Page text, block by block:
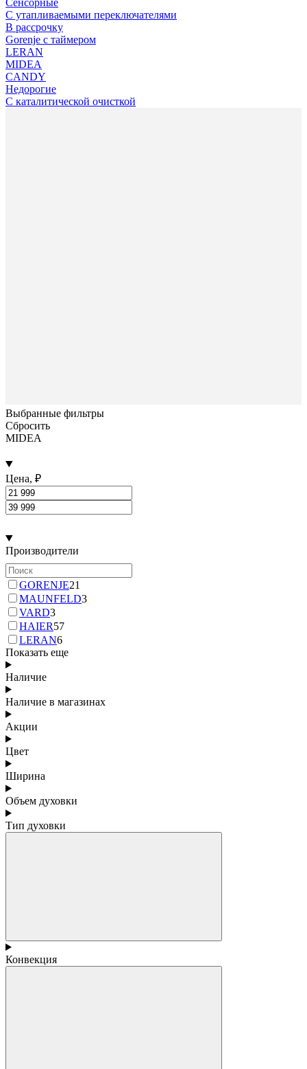
С утапливаемыми переключателями
В рассрочку
Gorenje с таймером
LERAN
MIDEA
CANDY
Недорогие
С каталитической очисткой
Выбранные фильтры
Сбросить
MIDEA
Цена, ₽
Производители
GORENJE21
MAUNFELD3
VARD3
HAIER57
LERAN6
Показать еще
Наличие
Наличие в магазинах
Акции
Цвет
Ширина
Объем духовки
Тип духовки
Конвекция